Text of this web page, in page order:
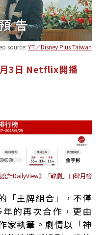
source: YT／Disney Plus Taiwan
月3日 Netflix開播
度計DailyView》「韓劇」口碑月榜
「王牌組合」，不僅
的再次合作，更由
家執筆。劇情以「神